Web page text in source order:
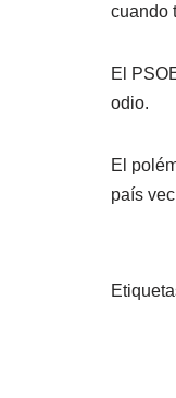
cuando
El
odio.
El
país